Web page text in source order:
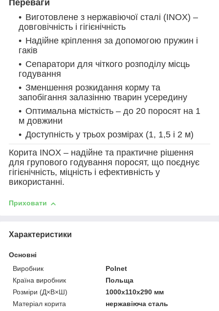
Переваги
Виготовлене з нержавіючої сталі (INOX) –
довговічність і гігієнічність
Надійне кріплення за допомогою пружин і
гаків
Сепаратори для чіткого розподілу місць
годування
Зменшення розкидання корму та
запобігання залазінню тварин усередину
Оптимальна місткість – до 20 поросят на 1
м довжини
Доступність у трьох розмірах (1, 1,5 і 2 м)
Корита INOX – надійне та практичне рішення
для групового годування поросят, що поєднує
гігієнічність, міцність і ефективність у
використанні.
Приховати
Характеристики
Основні
Виробник
Polnet
Країна виробник
Польща
Розміри (Д×В×Ш)
1000х110х290 мм
Матеріал корита
нержавіюча сталь